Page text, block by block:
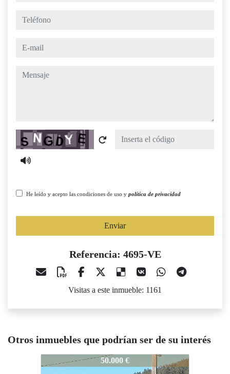
teléfono
e-mail
mensaje
Captcha
He leído y acepto las condiciones de uso y política de privacidad
Enviar
Referencia: 4695-VE
Visitas a este inmueble: 1161
Otros inmuebles que podrían ser de su interés
50.000 €
4695-VE 45.000 €